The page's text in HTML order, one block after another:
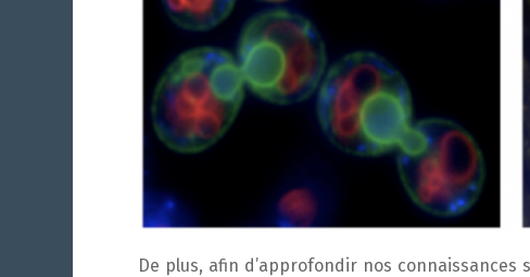
De plus, afin d’approfondir nos connaissances